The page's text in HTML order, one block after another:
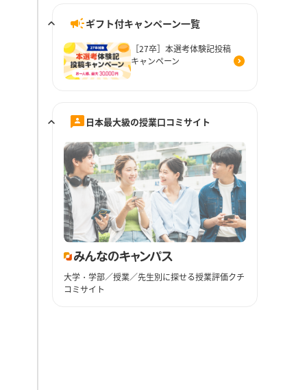
ギフト付キャンペーン一覧
［27卒］本選考体験記投稿
キャンペーン
日本最大級の授業口コミサイト
大学・学部／授業／先生別に探せる授業評価クチ
コミサイト